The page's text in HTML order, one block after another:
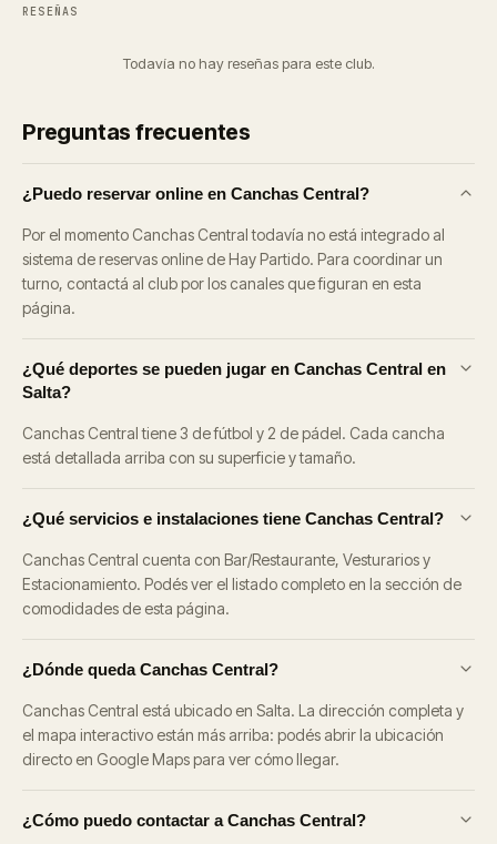
RESEÑAS
Todavía no hay reseñas para este club.
Preguntas frecuentes
¿Puedo reservar online en Canchas Central?
Por el momento Canchas Central todavía no está integrado al
sistema de reservas online de Hay Partido. Para coordinar un
turno, contactá al club por los canales que figuran en esta
página.
¿Qué deportes se pueden jugar en Canchas Central en
Salta?
Canchas Central tiene 3 de fútbol y 2 de pádel. Cada cancha
está detallada arriba con su superficie y tamaño.
¿Qué servicios e instalaciones tiene Canchas Central?
Canchas Central cuenta con Bar/Restaurante, Vesturarios y
Estacionamiento. Podés ver el listado completo en la sección de
comodidades de esta página.
¿Dónde queda Canchas Central?
Canchas Central está ubicado en Salta. La dirección completa y
el mapa interactivo están más arriba: podés abrir la ubicación
directo en Google Maps para ver cómo llegar.
¿Cómo puedo contactar a Canchas Central?